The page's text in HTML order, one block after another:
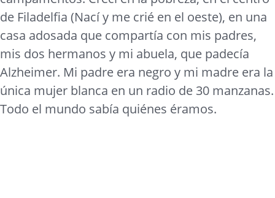
de Filadelfia (Nací y me crié en el oeste), en una
casa adosada que compartía con mis padres,
mis dos hermanos y mi abuela, que padecía
Alzheimer. Mi padre era negro y mi madre era la
única mujer blanca en un radio de 30 manzanas.
Todo el mundo sabía quiénes éramos.